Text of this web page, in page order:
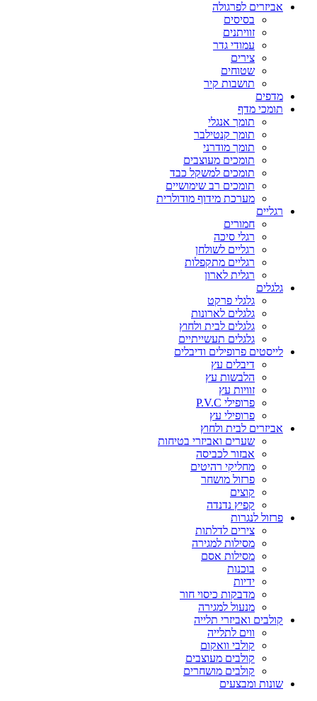
אביזרים לפרגולה
בסיסים
זוויתנים
עמודי גדר
צירים
שטוחים
תושבות קיר
מדפים
תומכי מדף
תומך אנגלי
תומך קנטילבר
תומך מודרני
תומכים מעוצבים
תומכים למשקל כבד
תומכים רב שימושיים
מערכת מידוף מודולרית
רגליים
חמורים
רגלי סיכה
רגליים לשולחן
רגליים מתקפלות
רגלית לארון
גלגלים
גלגלי פרקט
גלגלים לארונות
גלגלים לבית ולחוץ
גלגלים תעשייתיים
לייסטים פרופילים ודיבלים
דיבלים עץ
הלבשות עץ
זוויות עץ
פרופילי P.V.C
פרופילי עץ
אביזרים לבית ולחוץ
שערים ואביזרי בטיחות
אבזור לכביסה
מחליקי רהיטים
פרזול מושחר
קוצים
קפיץ נדנדה
פרזול לנגרות
צירים לדלתות
מסילות למגירה
מסילות אסם
בוכנות
ידיות
מדבקות כיסוי חור
מנעול למגירה
קולבים ואביזרי תלייה
ווים לתלייה
קולבי וואקום
קולבים מעוצבים
קולבים מושחרים
שונות ומבצעים